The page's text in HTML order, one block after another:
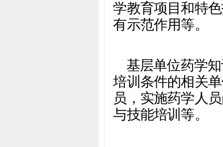
学教育项目和特
有示范作用等。
基层单位药学
培训条件的相关
员，实施药学人
与技能培训等。